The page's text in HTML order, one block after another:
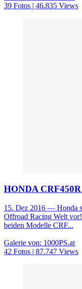
39 Fotos | 46.835 Views
HONDA
15. Dez 2016 — Honda
Offroad Racing Welt
beiden Modelle CRF...
Galerie von: 1000PS.at
42 Fotos | 87.747 Views